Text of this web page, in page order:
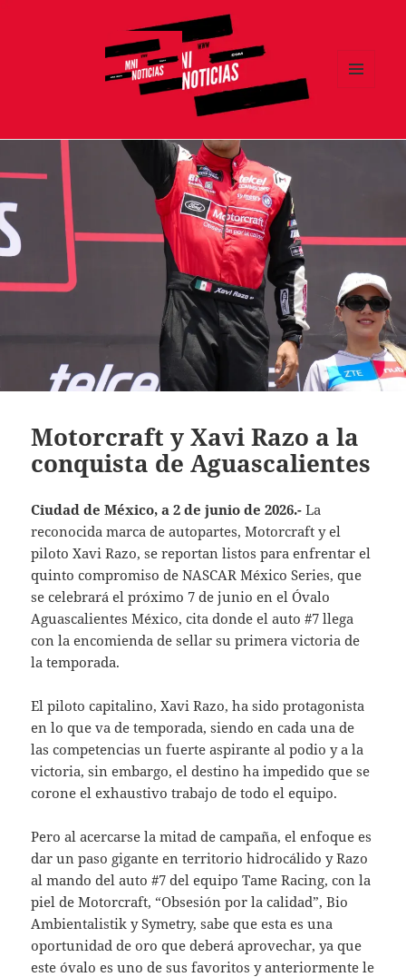
Motorcraft y Xavi Razo a la
conquista de Aguascalientes
Ciudad de México, a 2 de junio de 2026.- La
reconocida marca de autopartes, Motorcraft y el
piloto Xavi Razo, se reportan listos para enfrentar el
quinto compromiso de NASCAR México Series, que
se celebrará el próximo 7 de junio en el Óvalo
Aguascalientes México, cita donde el auto #7 llega
con la encomienda de sellar su primera victoria de
la temporada.
El piloto capitalino, Xavi Razo, ha sido protagonista
en lo que va de temporada, siendo en cada una de
las competencias un fuerte aspirante al podio y a la
victoria, sin embargo, el destino ha impedido que se
corone el exhaustivo trabajo de todo el equipo.
Pero al acercarse la mitad de campaña, el enfoque es
dar un paso gigante en territorio hidrocálido y Razo
al mando del auto #7 del equipo Tame Racing, con la
piel de Motorcraft, “Obsesión por la calidad”, Bio
Ambientalistik y Symetry, sabe que esta es una
oportunidad de oro que deberá aprovechar, ya que
este óvalo es uno de sus favoritos y anteriormente le